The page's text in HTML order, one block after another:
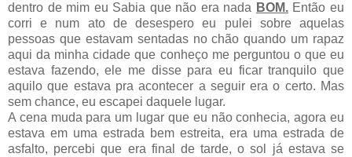
dentro de mim eu Sabia que não era nada BOM.Então eu
corri e num ato de desespero eu pulei sobre aquelas
pessoas que estavam sentadas no chão quando um rapaz
aqui da minha cidade que conheço me perguntou o que eu
estava fazendo, ele me disse para eu ficar tranquilo que
aquilo que estava pra acontecer a seguir era o certo. Mas
sem chance, eu escapei daquele lugar.
A cena muda para um lugar que eu não conhecia, agora eu
estava em uma estrada bem estreita, era uma estrada de
asfalto, percebi que era final de tarde, o sol já estava se